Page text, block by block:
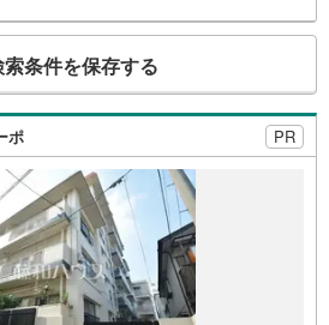
ますのでお手数ですがご一報ください。
◆弊社へのご来社、お客様宅へのお迎
ち合わせ、物件周辺のコンビニ等でお待
希望をお伝えください。ご希望条件をお
、ご見学希望物件以外の資料も用意して
ん他の物件も併せてご案内させていただ
条件を保存する
ポ PR